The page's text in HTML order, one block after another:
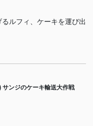
ルフィ、ケーキを運び出
サンジのケーキ輸送大作戦